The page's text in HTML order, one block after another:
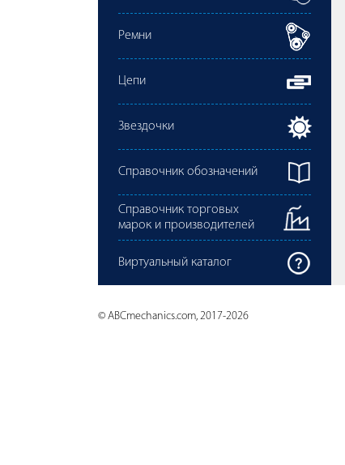
Ремни
Цепи
Звездочки
Справочник обозначений
Справочник торговых
марок и производителей
Виртуальный каталог
© ABCmechanics.com, 2017-2026